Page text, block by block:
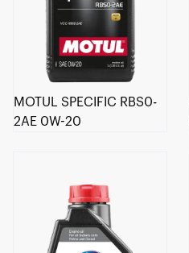
MOTUL SPECIFIC RBS0-
2AE 0W-20